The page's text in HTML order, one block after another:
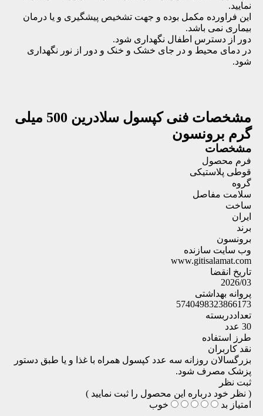
نمایید.
این فراورده مکمل بوده و جهت تشخیص پیشگیری و یا درمان
بیماری نمی باشد.
دور از دسترس اطفال نگهداری شود.
در دمای محیط و در جای خشک و خنک و دور از نور نگهداری
شود.
مشخصات فنی
کپسول سلادرین 500 میلی
گرم برونسون
مشخصات
فرم محصول
قوطی پلاستیکی
گروه
سلامت مفاصل
ساخت
ایران
برند
برونسون
وب سایت سازنده
www.gitisalamat.com
تاریخ انقضا
2026/03
پروانه بهداشتی
5740498323866173
تعداددربسته
30 عدد
طرز استفاده
نقد کاربران
بزرگسالان روزانه سه عدد کپسول همراه با غذا و یا طبق دستور
پزشک مصرف شود.
ثبت نظر
( نظر خود درباره این محصول را ثبت نمایید )
امتیاز بد خوب